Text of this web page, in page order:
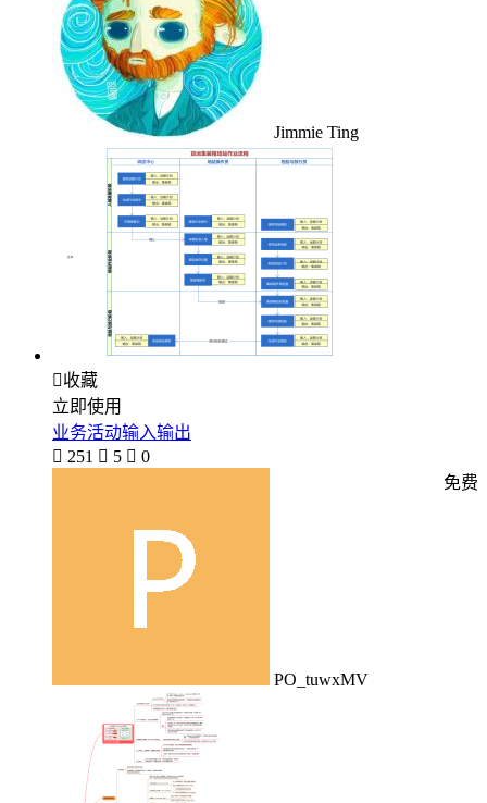
Jimmie Ting
收藏
立即使用
业务活动输入输出
 251  5  0
PO_tuwxMV
免费